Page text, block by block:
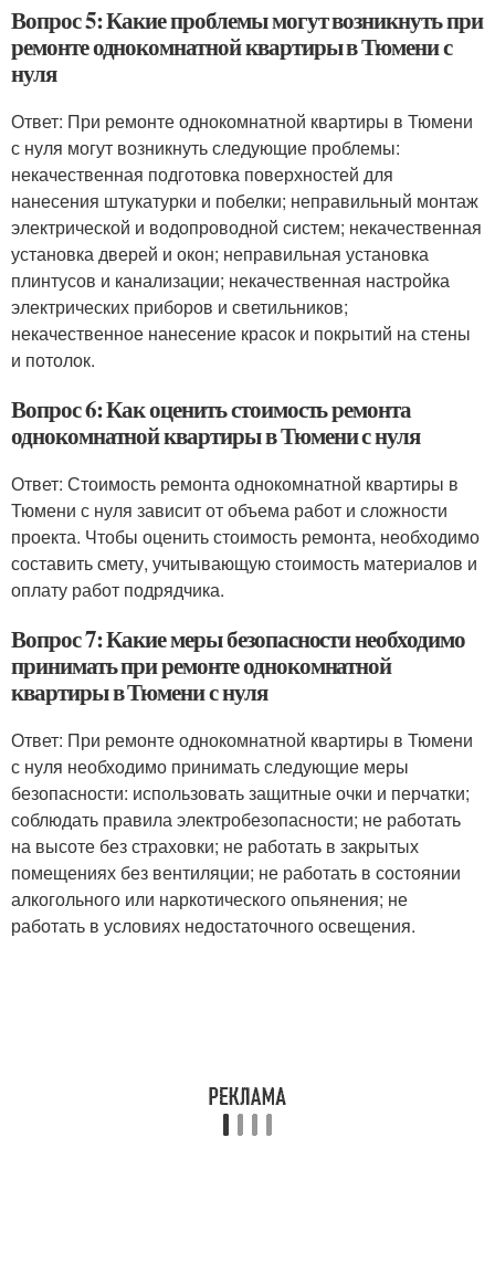
Вопрос 5: Какие проблемы могут возникнуть при
ремонте однокомнатной квартиры в Тюмени с
нуля
Ответ: При ремонте однокомнатной квартиры в Тюмени
с нуля могут возникнуть следующие проблемы:
некачественная подготовка поверхностей для
нанесения штукатурки и побелки; неправильный монтаж
электрической и водопроводной систем; некачественная
установка дверей и окон; неправильная установка
плинтусов и канализации; некачественная настройка
электрических приборов и светильников;
некачественное нанесение красок и покрытий на стены
и потолок.
Вопрос 6: Как оценить стоимость ремонта
однокомнатной квартиры в Тюмени с нуля
Ответ: Стоимость ремонта однокомнатной квартиры в
Тюмени с нуля зависит от объема работ и сложности
проекта. Чтобы оценить стоимость ремонта, необходимо
составить смету, учитывающую стоимость материалов и
оплату работ подрядчика.
Вопрос 7: Какие меры безопасности необходимо
принимать при ремонте однокомнатной
квартиры в Тюмени с нуля
Ответ: При ремонте однокомнатной квартиры в Тюмени
с нуля необходимо принимать следующие меры
безопасности: использовать защитные очки и перчатки;
соблюдать правила электробезопасности; не работать
на высоте без страховки; не работать в закрытых
помещениях без вентиляции; не работать в состоянии
алкогольного или наркотического опьянения; не
работать в условиях недостаточного освещения.